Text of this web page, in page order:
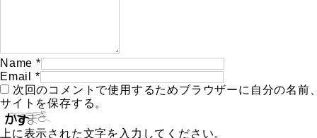
Name *
Email
*
次回のコメントで使用するためブラウザーに自分の名前
サイトを保存する。
上に表示された文字を入力してください。